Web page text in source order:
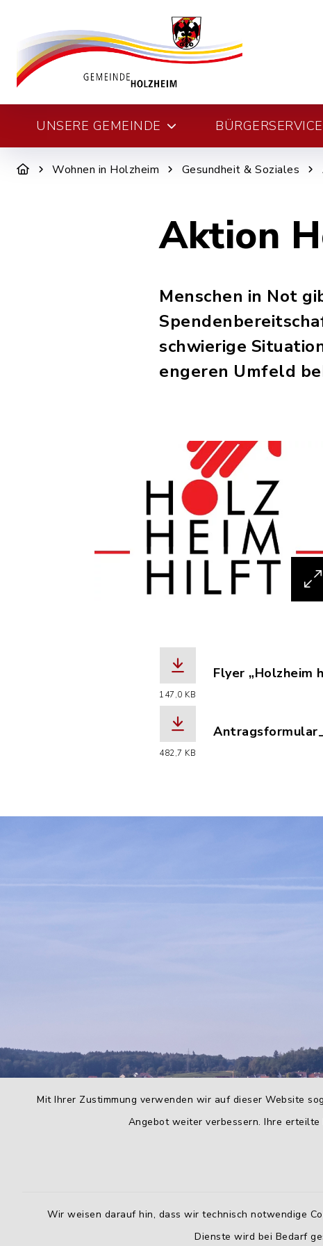
Mit Ihrer Zustimmung verwenden wir auf dieser Website
Angebot weiter verbessern. Ihre
Wir weisen darauf hin, dass wir technisch notwendige
Dienste wird bei Bedarf
UNSERE GEMEINDE BÜRGERSERVICE
Wohnen in Holzheim Gesundheit & Soziales
Aktion
Menschen in Not
schwierige
engeren Umfeld
147,0 KB
Flyer „Holzheim
482,7 KB